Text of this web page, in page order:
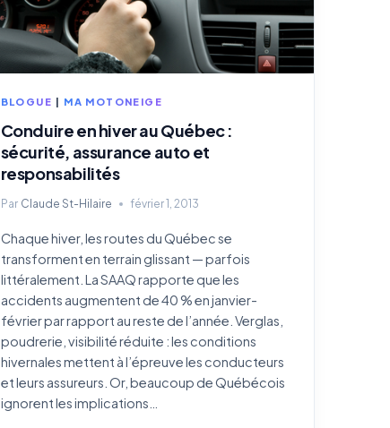
BLOGUE MA MOTONEIGE
Conduire en hiver au Québec :
sécurité, assurance auto et
responsabilités
Par Claude St-Hilaire février 1, 2013
Chaque hiver, les routes du Québec se
transforment en terrain glissant — parfois
littéralement. La SAAQ rapporte que les
accidents augmentent de 40 % en janvier-
février par rapport au reste de l’année. Verglas,
poudrerie, visibilité réduite : les conditions
hivernales mettent à l’épreuve les conducteurs
et leurs assureurs. Or, beaucoup de Québécois
ignorent les implications…